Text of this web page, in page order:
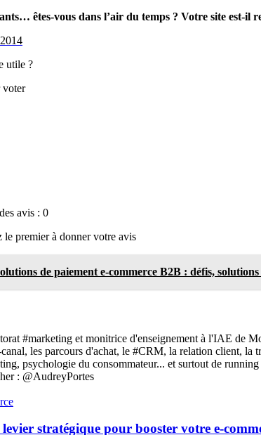
êtes-vous dans l’air du temps ? Votre site est-il
utile ?
voter
avis : 0
le premier à donner votre avis
de paiement e-commerce B2B : défis,
#marketing et monitrice d'enseignement à l'IAE de
les parcours d'achat, le #CRM, la relation client, la
psychologie du consommateur... et surtout de
: @AudreyPortes
stratégique pour booster votre e-